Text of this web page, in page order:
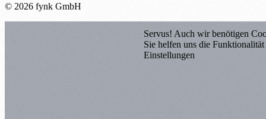
© 2026 fynk GmbH
Servus! Auch wir benötigen
Sie helfen uns die
Einstellungen